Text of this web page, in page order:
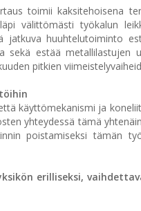
toimii kaksitehoisena
välittömästi työkalun
jatkuva huuhtelutoiminto
estää metallilastujen
pitkien
käyttömekanismi ja
yhteydessä tämä
poistamiseksi tämän
erilliseksi,